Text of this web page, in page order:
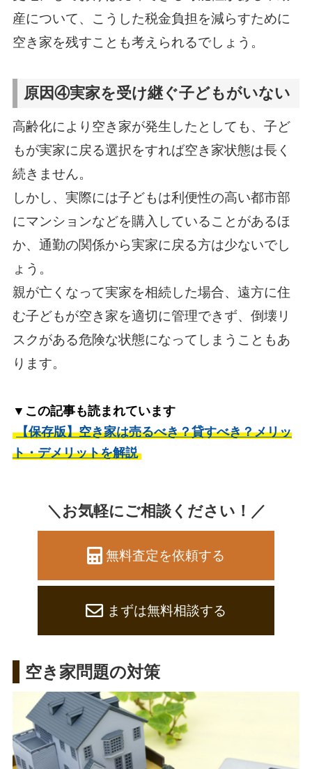
産について、こうした税金負担を減らすために
空き家を残すことも考えられるでしょう。
原因④実家を受け継ぐ子どもがいない
高齢化により空き家が発生したとしても、子ど
もが実家に戻る選択をすれば空き家状態は長く
続きません。
しかし、実際には子どもは利便性の高い都市部
にマンションなどを購入していることがあるほ
か、通勤の関係から実家に戻る方は少ないでし
ょう。
親が亡くなって実家を相続した場合、遠方に住
む子どもが空き家を適切に管理できず、倒壊リ
スクがある危険な状態になってしまうこともあ
ります。
▼この記事も読まれています
【保存版】空き家は売るべき？貸すべき？メリッ
ト・デメリットを解説
＼お気軽にご相談ください！／
無料査定を依頼する
まずは無料相談する
空き家問題の対策